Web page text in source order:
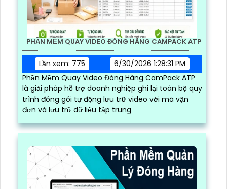
PHẦN MỀM QUAY VIDEO ĐÓNG HÀNG CAMPACK ATP
Lần xem: 775
6/30/2026 1:28:31 PM
Phần Mềm Quay Video Đóng Hàng CamPack ATP
là giải pháp hỗ trợ doanh nghiệp ghi lại toàn bộ quy
trình đóng gói tự động lưu trữ video với mã vận
đơn và lưu trữ dữ liệu tập trung